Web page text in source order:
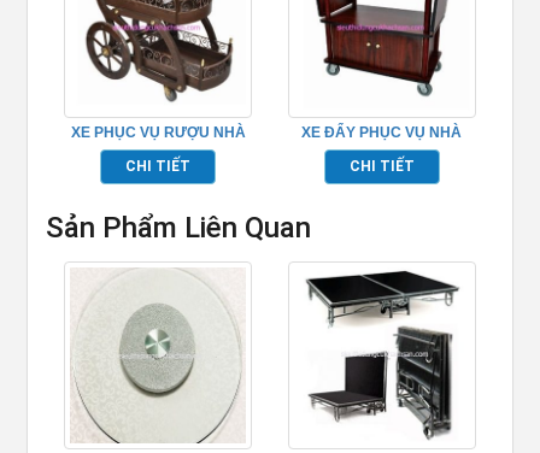
XE PHỤC VỤ RƯỢU NHÀ
HÀNG 2 TẦNG –
TPXD0014
CHI TIẾT
XE ĐẨY PHỤC VỤ NHÀ
HÀNG TPXD0003
CHI TIẾT
Sản Phẩm Liên Quan